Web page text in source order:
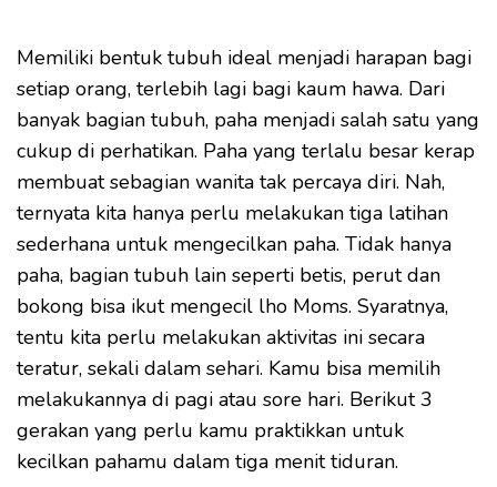
Memiliki bentuk tubuh ideal menjadi harapan bagi
setiap orang, terlebih lagi bagi kaum hawa. Dari
banyak bagian tubuh, paha menjadi salah satu yang
cukup di perhatikan. Paha yang terlalu besar kerap
membuat sebagian wanita tak percaya diri. Nah,
ternyata kita hanya perlu melakukan tiga latihan
sederhana untuk mengecilkan paha. Tidak hanya
paha, bagian tubuh lain seperti betis, perut dan
bokong bisa ikut mengecil lho Moms. Syaratnya,
tentu kita perlu melakukan aktivitas ini secara
teratur, sekali dalam sehari. Kamu bisa memilih
melakukannya di pagi atau sore hari. Berikut 3
gerakan yang perlu kamu praktikkan untuk
kecilkan pahamu dalam tiga menit tiduran.